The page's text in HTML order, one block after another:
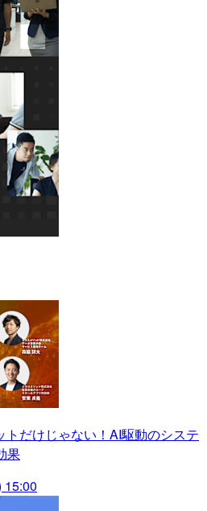
トだけじゃない！AI駆動のシステ
果
15:00